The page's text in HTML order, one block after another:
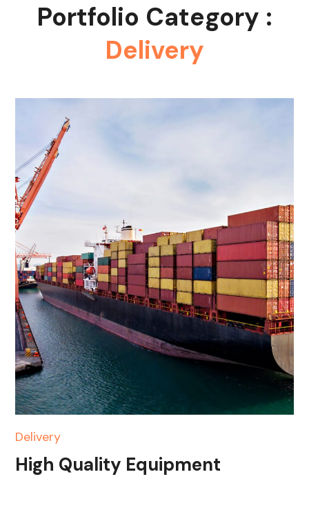
Portfolio Category :
Delivery
Delivery
High Quality Equipment